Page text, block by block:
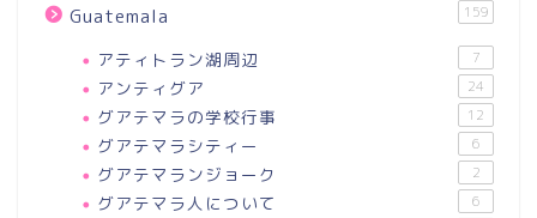
Guatemala 159
アティトラン湖周辺 7
アンティグア 24
グアテマラの学校行事 12
グアテマラシティー 6
グアテマランジョーク 2
グアテマラ人について 6